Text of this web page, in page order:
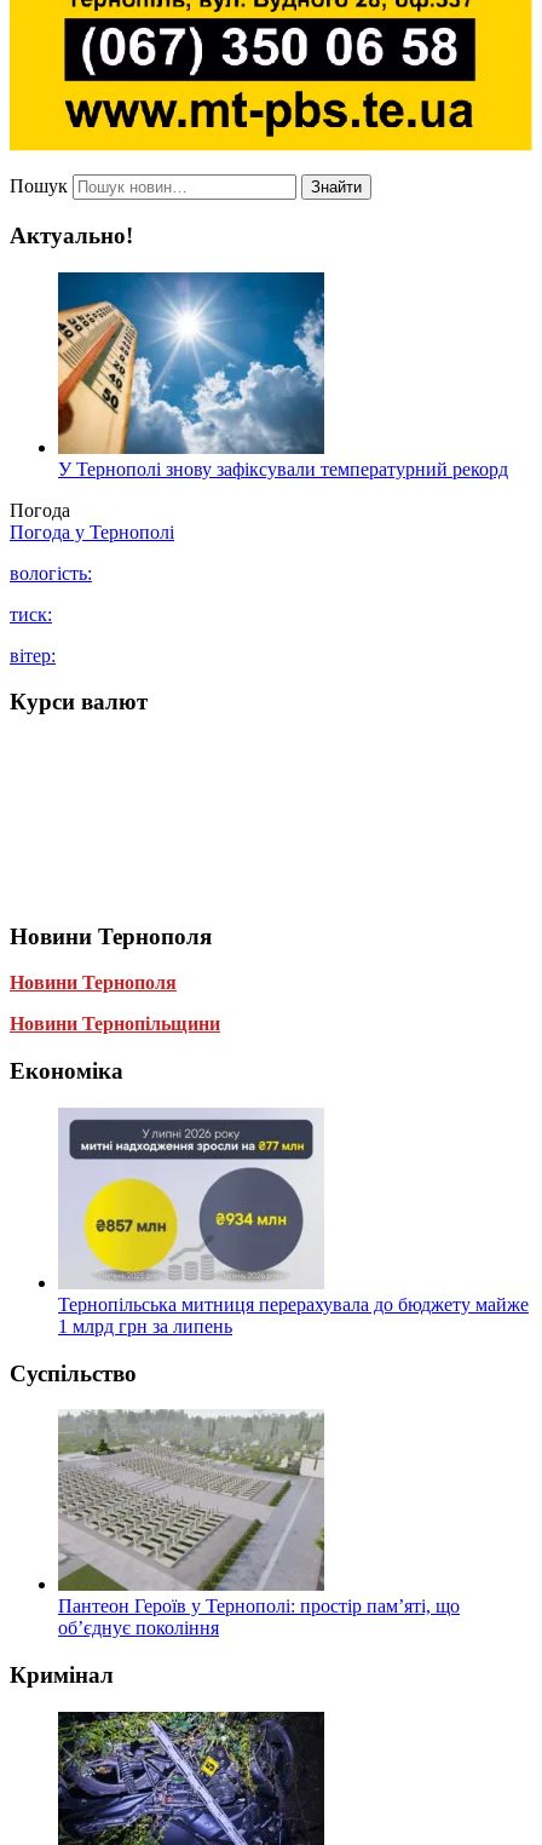
Пошук Знайти
Актуально!
У Тернополі знову зафіксували температурний рекорд
Погода
Погода у Тернополі
вологість:
тиск:
вітер:
Курси валют
Новини Тернополя
Новини Тернополя
Новини Тернопільщини
Економіка
Тернопільська митниця перерахувала до бюджету майже
1 млрд грн за липень
Суспільство
Пантеон Героїв у Тернополі: простір пам’яті, що
об’єднує покоління
Кримінал